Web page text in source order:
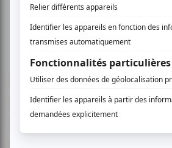
de lumière qui finit par
grand, poétique et trop souvent
c’est l’amour.
Anglesh Major Éric Piccoli
Florence
Sarah-Maxine Racicot
Malik Gervais-